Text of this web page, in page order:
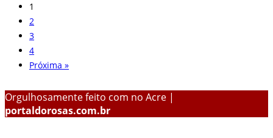
1
2
3
4
Próxima »
Orgulhosamente feito com no Acre |
portaldorosas.com.br